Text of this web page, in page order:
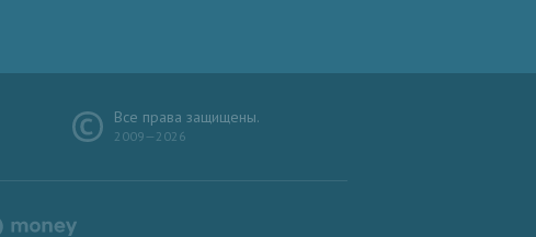
Все права защищены.
2009—2026